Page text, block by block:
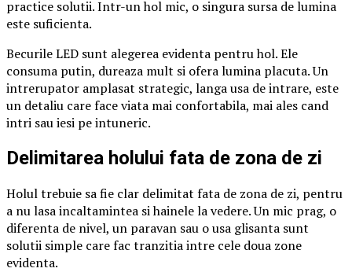
practice solutii. Intr-un hol mic, o singura sursa de lumina
este suficienta.
Becurile LED sunt alegerea evidenta pentru hol. Ele
consuma putin, dureaza mult si ofera lumina placuta. Un
intrerupator amplasat strategic, langa usa de intrare, este
un detaliu care face viata mai confortabila, mai ales cand
intri sau iesi pe intuneric.
Delimitarea holului fata de zona de zi
Holul trebuie sa fie clar delimitat fata de zona de zi, pentru
a nu lasa incaltamintea si hainele la vedere. Un mic prag, o
diferenta de nivel, un paravan sau o usa glisanta sunt
solutii simple care fac tranzitia intre cele doua zone
evidenta.